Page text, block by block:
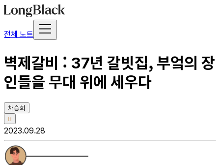
전체 노트
벽제갈비 : 37년 갈빗집, 부엌의 장
인들을 무대 위에 세우다
차승희
B
2023.09.28